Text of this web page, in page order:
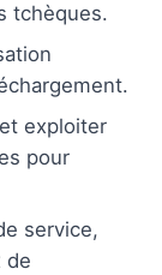
tchèques.
exploiter
pour
service,
de